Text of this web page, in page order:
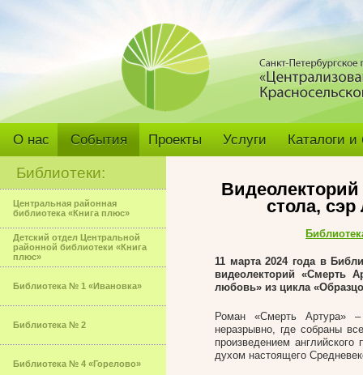
О нас События Проекты Услуги Каталоги
Библиотеки:
Центральная районная
библиотека «Книга плюс»
Детский отдел Центральной
районной библиотеки «Книга
плюс»
Библиотека № 1 «Ивановка»
Библиотека № 2
Библиотека № 4 «Горелово»
стола,
11 марта 2024 года в
видеолекторий «Смерть
любовь» из цикла
Роман «Смерть Артура»
неразрывно, где собраны
произведением
духом настоящего